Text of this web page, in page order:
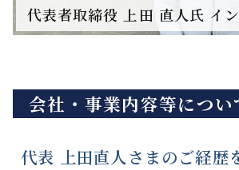
代表者取締役 上田 直人氏 イ
会社・事業内容等につい
代表 上田直人さまのご経歴